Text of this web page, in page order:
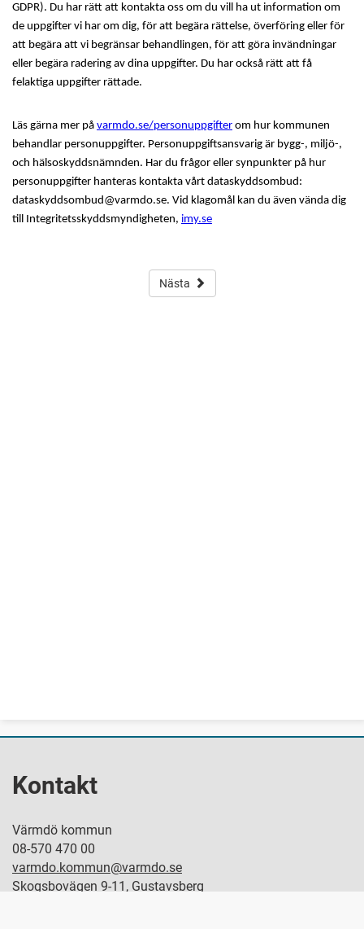
GDPR). Du har rätt att kontakta oss om du vill ha ut information om
de uppgifter vi har om dig, för att begära rättelse, överföring eller för
att begära att vi begränsar behandlingen, för att göra invändningar
eller begära radering av dina uppgifter. Du har också rätt att få
felaktiga uppgifter rättade.
Läs gärna mer på varmdo.se/personuppgifter om hur kommunen
behandlar personuppgifter. Personuppgiftsansvarig är bygg-, miljö-,
och hälsoskyddsnämnden. Har du frågor eller synpunkter på hur
personuppgifter hanteras kontakta vårt dataskyddsombud:
dataskyddsombud@varmdo.se. Vid klagomål kan du även vända dig
till Integritetsskyddsmyndigheten, imy.se
Nästa
Kontakt
Värmdö kommun
08-570 470 00
varmdo.kommun@varmdo.se
Skogsbovägen 9-11, Gustavsberg